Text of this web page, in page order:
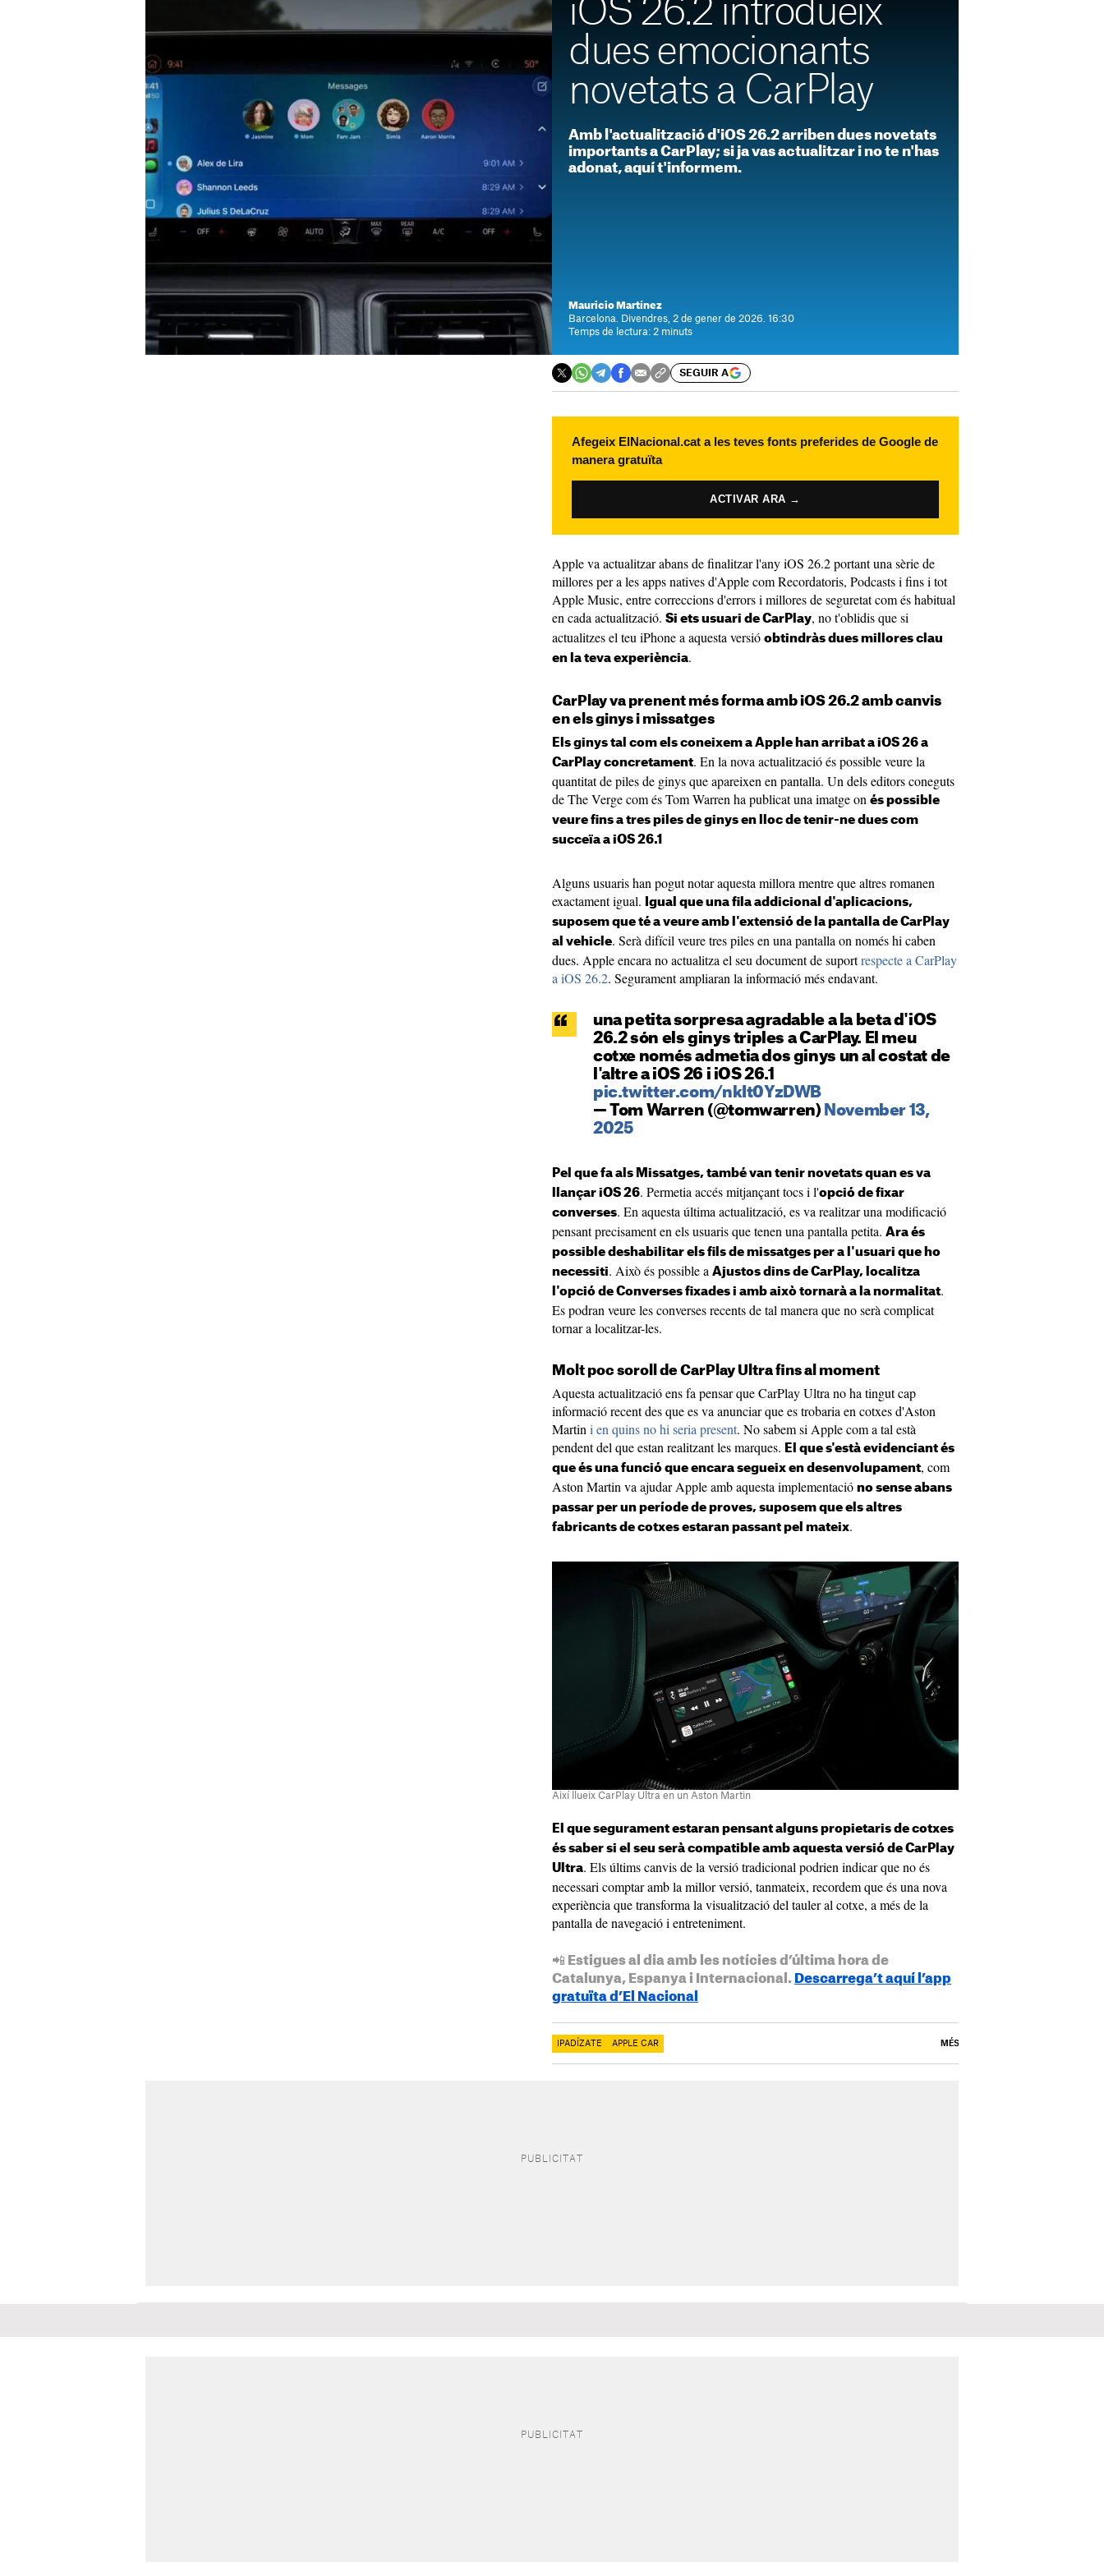
iOS 26.2 introdueix
dues emocionants
novetats a CarPlay
Amb l'actualització d'iOS 26.2 arriben dues novetats
importants a CarPlay; si ja vas actualitzar i no te n'has
adonat, aquí t'informem.
Mauricio Martínez
Barcelona. Divendres, 2 de gener de 2026. 16:30
Temps de lectura: 2 minuts
SEGUIR A
Afegeix ElNacional.cat a les teves fonts preferides de Google de
manera gratuïta
ACTIVAR ARA →
Apple va actualitzar abans de finalitzar l'any iOS 26.2 portant una sèrie de
millores per a les apps natives d'Apple com Recordatoris, Podcasts i fins i tot
Apple Music, entre correccions d'errors i millores de seguretat com és habitual
en cada actualització. Si ets usuari de CarPlay, no t'oblidis que si
actualitzes el teu iPhone a aquesta versió obtindràs dues millores clau
en la teva experiència.
CarPlay va prenent més forma amb iOS 26.2 amb canvis
en els ginys i missatges
Els ginys tal com els coneixem a Apple han arribat a iOS 26 a
CarPlay concretament. En la nova actualització és possible veure la
quantitat de piles de ginys que apareixen en pantalla. Un dels editors coneguts
de The Verge com és Tom Warren ha publicat una imatge on és possible
veure fins a tres piles de ginys en lloc de tenir-ne dues com
succeïa a iOS 26.1
Alguns usuaris han pogut notar aquesta millora mentre que altres romanen
exactament igual.
Igual que una fila addicional d'aplicacions,
suposem que té a veure amb l'extensió de la pantalla de CarPlay
al vehicle. Serà difícil veure tres piles en una pantalla on només hi caben
dues. Apple encara no actualitza el seu document de suportrespecte a CarPlay
a iOS 26.2. Segurament ampliaran la informació més endavant.
una petita sorpresa agradable a la beta d'iOS
26.2 són els ginys triples a CarPlay. El meu
cotxe només admetia dos ginys un al costat de
l'altre a iOS 26 i iOS 26.1
pic.twitter.com/nkIt0YzDWB
— Tom Warren (@tomwarren) November 13,
2025
Pel que fa als Missatges, també van tenir novetats quan es va
llançar iOS 26. Permetia accés mitjançant tocs i l'opció de fixar
converses. En aquesta última actualització, es va realitzar una modificació
pensant precisament en els usuaris que tenen una pantalla petita. Ara és
possible deshabilitar els fils de missatges per a l'usuari que ho
necessiti. Això és possible a Ajustos dins de CarPlay, localitza
l'opció de Converses fixades i amb això tornarà a la normalitat.
Es podran veure les converses recents de tal manera que no serà complicat
tornar a localitzar-les.
Molt poc soroll de CarPlay Ultra fins al moment
Aquesta actualització ens fa pensar que CarPlay Ultra no ha tingut cap
informació recent des que es va anunciar que es trobaria en cotxes d'Aston
Martin i en quins no hi seria present. No sabem si Apple com a tal està
pendent del que estan realitzant les marques. El que s'està evidenciant és
que és una funció que encara segueix en desenvolupament, com
Aston Martin va ajudar Apple amb aquesta implementació no sense abans
passar per un període de proves, suposem que els altres
fabricants de cotxes estaran passant pel mateix.
Així llueix CarPlay Ultra en un Aston Martin
El que segurament estaran pensant alguns propietaris de cotxes
és saber si el seu serà compatible amb aquesta versió de CarPlay
Ultra. Els últims canvis de la versió tradicional podrien indicar que no és
necessari comptar amb la millor versió, tanmateix, recordem que és una nova
experiència que transforma la visualització del tauler al cotxe, a més de la
pantalla de navegació i entreteniment.
📲 Estigues al dia amb les notícies d’última hora de
Catalunya, Espanya i Internacional. Descarrega’t aquí l’app
gratuïta d’El Nacional
IPADÍZATE APPLE CAR MÉS